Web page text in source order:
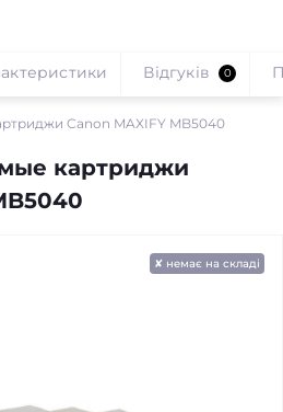
Canon MAXIFY MB5040
картриджи
Відгуків 0
✘ немає на складі